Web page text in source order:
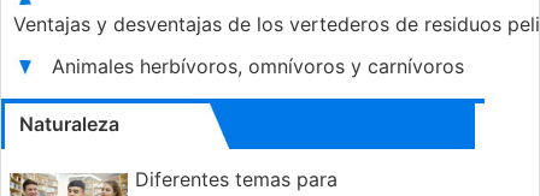
Ventajas y desventajas de los vertederos de residuos
Animales herbívoros, omnívoros y carnívoros
Naturaleza
Diferentes temas para